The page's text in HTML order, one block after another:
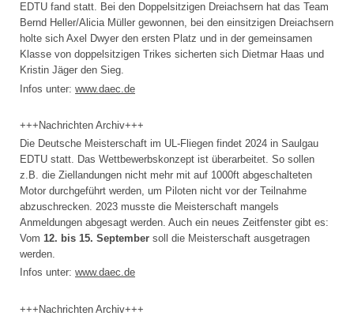
EDTU fand statt. Bei den Doppelsitzigen Dreiachsern hat das Team
Bernd Heller/Alicia Müller gewonnen, bei den einsitzigen Dreiachsern
holte sich Axel Dwyer den ersten Platz und in der gemeinsamen
Klasse von doppelsitzigen Trikes sicherten sich Dietmar Haas und
Kristin Jäger den Sieg.
Infos unter: www.daec.de
+++Nachrichten Archiv+++
Die Deutsche Meisterschaft im UL-Fliegen findet 2024 in Saulgau
EDTU statt. Das Wettbewerbskonzept ist überarbeitet. So sollen
z.B. die Ziellandungen nicht mehr mit auf 1000ft abgeschalteten
Motor durchgeführt werden, um Piloten nicht vor der Teilnahme
abzuschrecken. 2023 musste die Meisterschaft mangels
Anmeldungen abgesagt werden. Auch ein neues Zeitfenster gibt es:
Vom 12. bis 15. September soll die Meisterschaft ausgetragen
werden.
Infos unter: www.daec.de
+++Nachrichten Archiv+++